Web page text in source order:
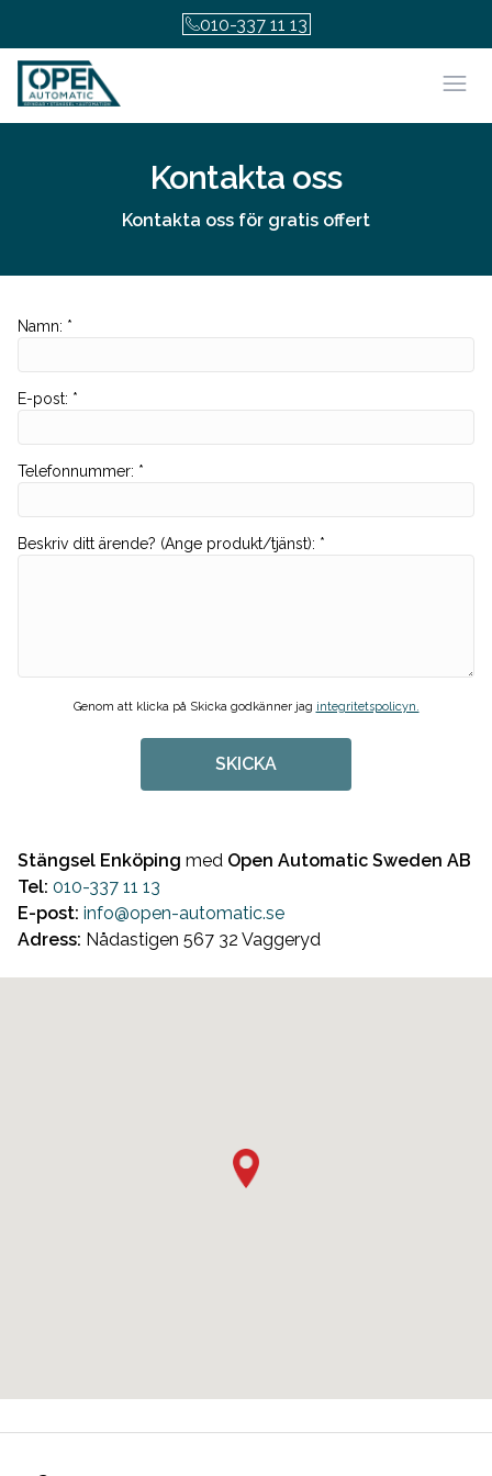
010-337 11 13
Kontakta oss
Kontakta oss för gratis offert
Stängsel Enköping med Open Automatic Sweden AB
Tel: 010-337 11 13
E-post: info@open-automatic.se
Adress: Nådastigen 567 32 Vaggeryd
Namn: *
E-post: *
Telefonnummer: *
Beskriv ditt ärende? (Ange produkt/tjänst): *
Genom att klicka på Skicka godkänner jag integritetspolicyn.
SKICKA